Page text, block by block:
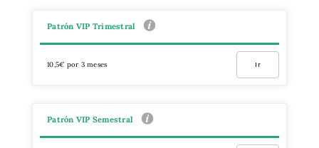
Patrón VIP Trimestral
10,5€ por 3 meses Ir
Patrón VIP Semestral